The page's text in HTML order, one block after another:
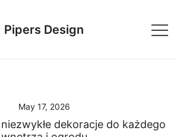
Pipers Design
May 17, 2026
dekoracje do każdego